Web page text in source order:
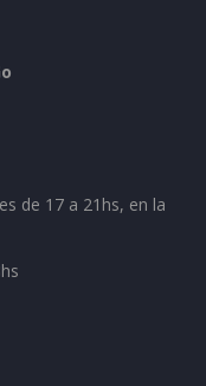
de 17 a 21hs, en la